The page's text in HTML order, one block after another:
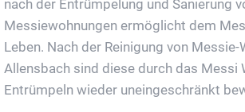
nach der Entrümpelung und Sanierung
Messiewohnungen ermöglicht dem
Leben. Nach der Reinigung von Messie-
Allensbach sind diese durch das Messi
Entrümpeln wieder uneingeschränkt